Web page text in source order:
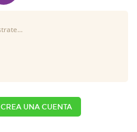
UNA CUENTA